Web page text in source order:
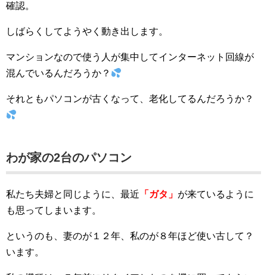
確認。
しばらくしてようやく動き出します。
マンションなので使う人が集中してインターネット回線が
混んでいるんだろうか？
それともパソコンが古くなって、老化してるんだろうか？
わが家の2台のパソコン
私たち夫婦と同じように、最近 「ガタ」 が来ているように
も思ってしまいます。
というのも、妻のが１２年、私のが８年ほど使い古して？
います。